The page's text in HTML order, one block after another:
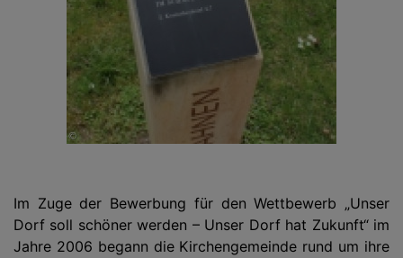
Im Zuge der Bewerbung für den Wettbewerb „Unser
Dorf soll schöner werden – Unser Dorf hat Zukunft“ im
Jahre 2006 begann die Kirchengemeinde rund um ihre